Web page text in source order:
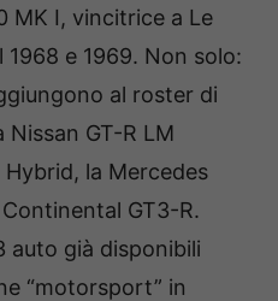
MK I, vincitrice a Le
e 1969. Non solo:
al roster di
Nissan GT-R LM
la Mercedes
GT3-R.
auto già disponibili
“motorsport” in